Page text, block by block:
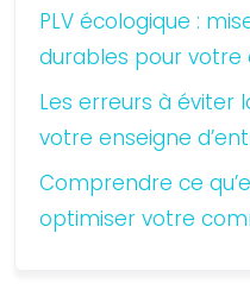
PLV écologique :
durables pour votre
Les erreurs à éviter
votre enseigne
Comprendre ce
optimiser votre